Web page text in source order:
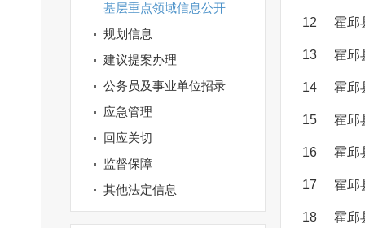
基层重点领域信息公开
规划信息
建议提案办理
公务员及事业单位招录
应急管理
回应关切
监督保障
其他法定信息
12 霍邱
13 霍邱
14 霍邱
15 霍邱
16 霍邱
17 霍邱
18 霍邱